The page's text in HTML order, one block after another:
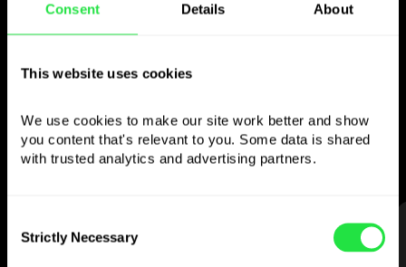
Consent Details About
This website uses cookies
We use cookies to make our site work better and show
you content that's relevant to you. Some data is shared
with trusted analytics and advertising partners.
Selection
Strictly Necessary
обраною валютою
так, як Вам зручно
знімайте з банкоматів без
комісії, платіть мультивалютною карткою
— просто та без стресу.
КРОК 1